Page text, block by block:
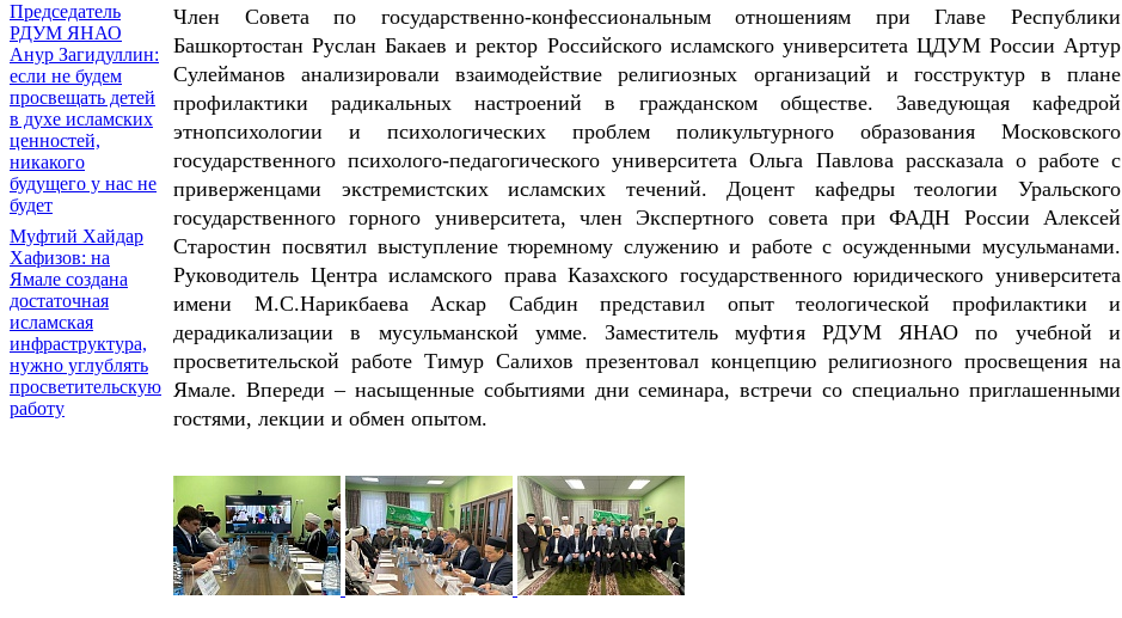
Председатель
РДУМ ЯНАО
Анур Загидуллин:
если не будем
просвещать детей
в духе исламских
ценностей,
никакого
будущего у нас не
будет
Муфтий Хайдар
Хафизов: на
Ямале создана
достаточная
исламская
инфраструктура,
нужно углублять
просветительскую
работу
Член Совета по государственно-конфессиональным отношениям при Главе Республики
Башкортостан Руслан Бакаев и ректор Российского исламского университета ЦДУМ России Артур
Сулейманов анализировали взаимодействие религиозных организаций и госструктур в плане
профилактики радикальных настроений в гражданском обществе. Заведующая кафедрой
этнопсихологии и психологических проблем поликультурного образования Московского
государственного психолого-педагогического университета Ольга Павлова рассказала о работе с
приверженцами экстремистских исламских течений. Доцент кафедры теологии Уральского
государственного горного университета, член Экспертного совета при ФАДН России Алексей
Старостин посвятил выступление тюремному служению и работе с осужденными мусульманами.
Руководитель Центра исламского права Казахского государственного юридического университета
имени М.С.Нарикбаева Аскар Сабдин представил опыт теологической профилактики и
дерадикализации в мусульманской умме. Заместитель муфтия РДУМ ЯНАО по учебной и
просветительской работе Тимур Салихов презентовал концепцию религиозного просвещения на
Ямале. Впереди – насыщенные событиями дни семинара, встречи со специально приглашенными
гостями, лекции и обмен опытом.